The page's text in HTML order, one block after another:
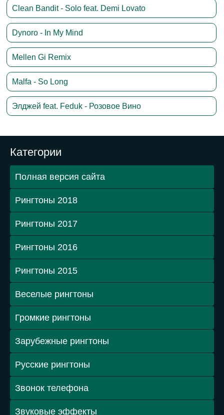
Clean Bandit - Solo feat. Demi Lovato
Dynoro - In My Mind
Mellen Gi Remix
Malfa - So Long
Элджей feat. Feduk - Розовое Вино
Категории
Полная версия сайта
Рингтоны 2018
Рингтоны 2017
Рингтоны 2016
Рингтоны 2015
Веселые рингтоны
Громкие рингтоны
Зарубежные рингтоны
Русские рингтоны
Звонок телефона
Звуковые эффекты